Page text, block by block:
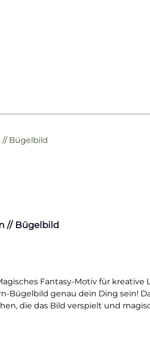
// Bügelbild
Fantasy-Motiv für
Bügelbild genau dein Ding sein!
die das Bild verspielt und